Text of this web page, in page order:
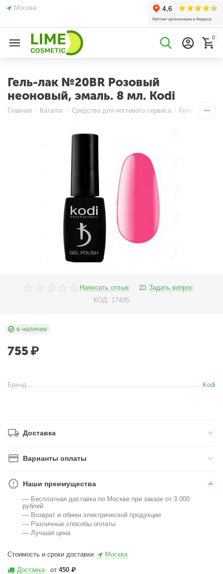
Москва
0
Гель-лак №20BR Розовый
неоновый, эмаль. 8 мл. Kodi
Главная / Каталог / Средства для ногтевого сервиса / Гель-лаки
Написать отзыв
Задать вопрос
КОД: 17495
в наличии
755 ₽
Бренд Kodi
Доставка
Варианты оплаты
Наши преимущества
— Бесплатная доставка по Москве при заказе от 3 000
рублей
— Возврат и обмен электрической продукции
— Различные способы оплаты
— Лучшая цена
Стоимость и сроки доставки: Москва
Доставка: от450 ₽